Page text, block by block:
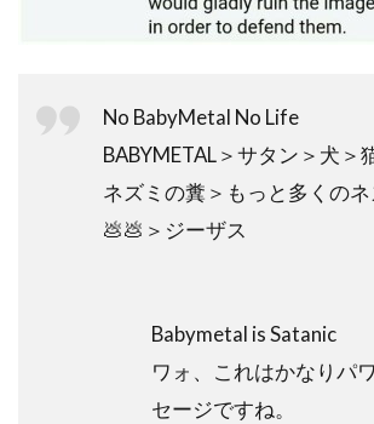
No BabyMetal No Life
BABYMETAL＞サタン＞犬＞
ネズミの糞＞もっと多くの
💩💩＞ジーザス
Babymetal is Satanic
ワォ、これはかなりパ
セージですね。